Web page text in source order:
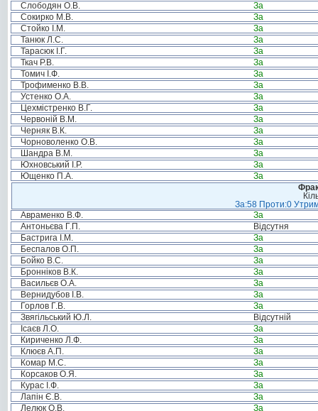
Слободян О.В.
За
Сокирко М.В.
За
Стойко І.М.
За
Танюк Л.С.
За
Тарасюк І.Г.
За
Ткач Р.В.
За
Томич І.Ф.
За
Трофименко В.В.
За
Устенко О.А.
За
Цехмістренко В.Г.
За
Червоній В.М.
За
Черняк В.К.
За
Чорноволенко О.В.
За
Шандра В.М.
За
Юхновський І.Р.
За
Ющенко П.А.
За
За:58 Проти:0
Авраменко В.Ф.
За
Антоньєва Г.П.
Відсутня
Бастрига І.М.
За
Беспалов О.П.
За
Бойко В.С.
За
Бронніков В.К.
За
Васильєв О.А.
За
Вернидубов І.В.
За
Горлов Г.В.
За
Звягільський Ю.Л.
Відсутній
Ісаєв Л.О.
За
Кириченко Л.Ф.
За
Клюєв А.П.
За
Комар М.С.
За
Корсаков О.Я.
За
Курас І.Ф.
За
Лапін Є.В.
За
Лелюк О.В.
За